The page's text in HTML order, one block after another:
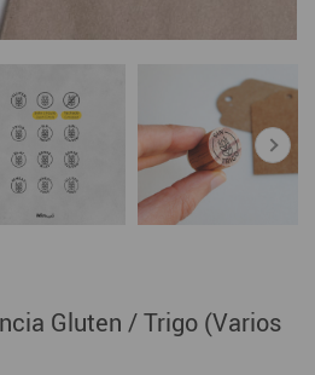
Gluten / Trigo (Varios